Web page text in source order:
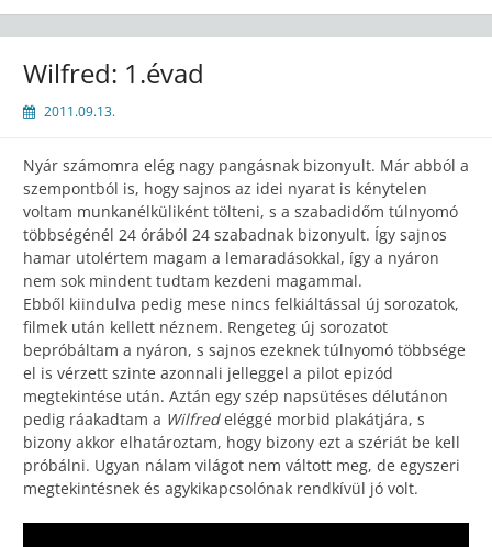
Wilfred: 1.évad
2011.09.13.
Nyár számomra elég nagy pangásnak bizonyult. Már abból a
szempontból is, hogy sajnos az idei nyarat is kénytelen
voltam munkanélküliként tölteni, s a szabadidőm túlnyomó
többségénél 24 órából 24 szabadnak bizonyult. Így sajnos
hamar utolértem magam a lemaradásokkal, így a nyáron
nem sok mindent tudtam kezdeni magammal.
Ebből kiindulva pedig mese nincs felkiáltással új sorozatok,
filmek után kellett néznem. Rengeteg új sorozatot
bepróbáltam a nyáron, s sajnos ezeknek túlnyomó többsége
el is vérzett szinte azonnali jelleggel a pilot epizód
megtekintése után. Aztán egy szép napsütéses délutánon
pedig ráakadtam a Wilfredeléggé morbid plakátjára, s
bizony akkor elhatároztam, hogy bizony ezt a szériát be kell
próbálni. Ugyan nálam világot nem váltott meg, de egyszeri
megtekintésnek és agykikapcsolónak rendkívül jó volt.